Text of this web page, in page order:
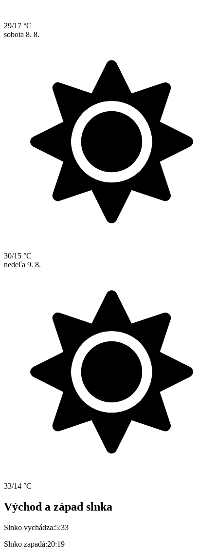
29/17 °C
sobota 8. 8.
30/15 °C
nedeľa 9. 8.
33/14 °C
Východ a západ slnka
Slnko vychádza:5:33
Slnko zapadá:20:19